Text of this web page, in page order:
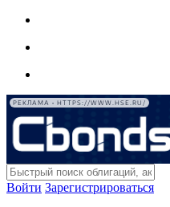
РЕКЛАМА • HTTPS://WWW.HSE.RU/
Войти Зарегистрироваться